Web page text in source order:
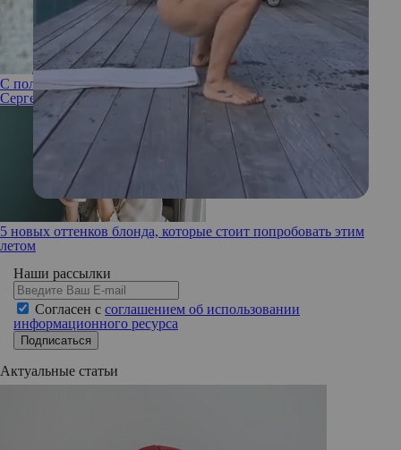
С пользой для здоровья: топ-5 безалкогольных коктейлей от
Сергея Жукова
5 новых оттенков блонда, которые стоит попробовать этим
летом
Наши рассылки
Согласен с соглашением об использовании
информационного ресурса
Подписаться
Актуальные статьи